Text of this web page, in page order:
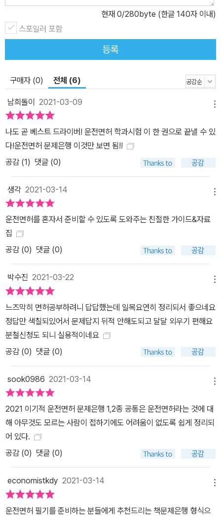
현재 0/280byte (한글 140자 이내)
스포일러 포함
등록
구매자 (0) 전체 (6)
남희돌이 2021-03-09
나도 곧 베스트 드라이버! 운전면허 학과시험 이 한 권으로 끝낼 수 있
다!운전면허 문제은행 이것만 보면 됨!!
공감 (1) 댓글 (0)
생각 2021-03-14
운전면허를 혼자서 준비할 수 있도록 도와주는 친절한 가이드&자료
집
공감 (0) 댓글 (0)
박수진 2021-03-22
느즈막히 면허공부하려니 답답했는데 일목요연히 정리되서 좋으네요
정답만 색칠되있어서 문제답지 뒤적 안해도되고 달달 외우기 편해요
분철신청도 되니 실용적이네요
공감 (0) 댓글 (0)
sook0986 2021-03-14
2021 이기적 운전면허 문제은행 1,2종 공통은 운전면허라는 것에 대
해 아무것도 모르는 사람이 접하기에도 어려움이 없도록 쉽게 정리되
어 있다.
공감 (0) 댓글 (0)
economistkdy 2021-03-14
운전면허 필기를 준비하는 분들에게 추천드리는 책문제은행 형식으